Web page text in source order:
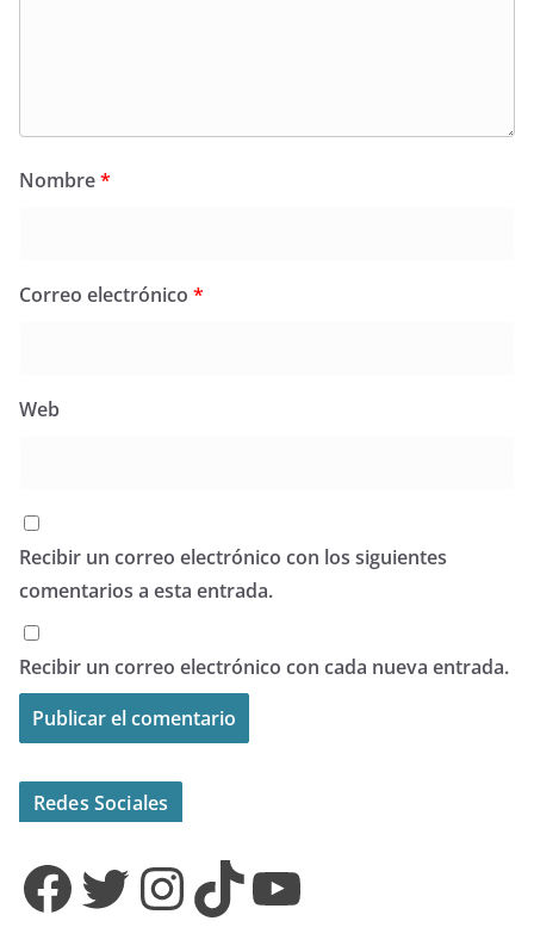
Nombre*
Correo electrónico *
Web
Recibir un correo electrónico con los siguientes
comentarios a esta entrada.
Recibir un correo electrónico con cada nueva entrada.
Redes Sociales
Facebook Twitter InstagramTikTok YouTube